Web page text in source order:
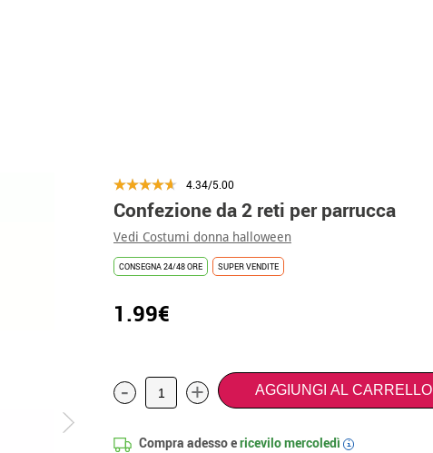
4.34/5.00
Confezione da 2 reti per parrucca
Vedi Costumi donna halloween
CONSEGNA 24/48 ORE SUPER VENDITE
1.99€
- + AGGIUNGI AL CARRELLO
Compra adesso ericevilomercoledì i